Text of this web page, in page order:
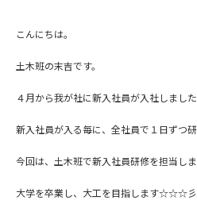
こんにちは。
土木班の末吉です。
４月から我が社に新入社員が入社しまし
新入社員が入る毎に、全社員で１日ずつ研
今回は、土木班で新入社員研修を担当しま
大学を卒業し、大工を目指します☆☆☆彡